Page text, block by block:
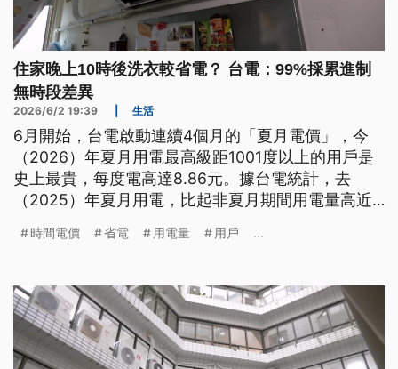
住家晚上10時後洗衣較省電？ 台電：99%採累進制
無時段差異
2026/6/2 19:39 生活
6月開始，台電啟動連續4個月的「夏月電價」，今
（2026）年夏月用電最高級距1001度以上的用戶是
史上最貴，每度電高達8.86元。據台電統計，去
（2025）年夏月用電，比起非夏月期間用電量高近4
晚上10時過後洗衣、烘衣，會比較省？台電也特別說
時段差別。
時間電價 省電 用電量 用戶 ...